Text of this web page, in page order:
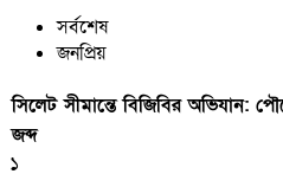
সর্বশেষ
জনপ্রিয়
সিলেট সীমান্তে বিজিবির অভিযান:
জব্দ
১